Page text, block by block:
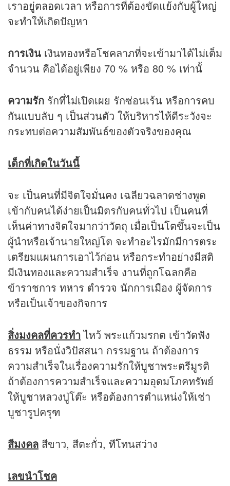
เราอยู่ตลอดเวลา หรือการที่ต้องขัดแย้งกับผู้ใหญ่
จะทำให้เกิดปัญหา
การเงิน เงินทองหรือโชคลาภที่จะเข้ามาได้ไม่เต็ม
จำนวน คือได้อยู่เพียง 70 % หรือ 80 % เท่านั้
ความรัก รักที่ไม่เปิดเผย รักซ่อนเร้น หรือการคบ
กันแบบลับ ๆ เป็นส่วนตัว ให้บริหารไห้ดีระวังจะ
กระทบต่อความสัมพันธ์ของตัวจริงของคุณ
เด็กที่เกิดในวันนี้
จะ เป็นคนที่มีจิตใจมั่นคง เฉลียวฉลาดช่างพูด
เข้ากับคนได้ง่ายเป็นมิตรกับคนทั่วไป เป็นคนที่
เห็นค่าทางจิตใจมากว่าวัตถุ เมื่อเป็นโตขึ้นจะเป็น
ผู้นำหรือเจ้านายใหญ่โต จะทำอะไรมักมีการตระ
เตรียมแผนการเอาไว้ก่อน หรือกระทำอย่างมีสติ
มีเงินทองและความสำเร็จ งานที่ถูกโฉลกคือ
ข้าราชการ ทหาร ตำรวจ นักการเมือง ผู้จัดการ
หรือเป็นเจ้าของกิจการ
สิ่งมงคลที่ควรทำ ไหว้ พระแก้วมรกต เข้าวัดฟัง
ธรรม หรือนั่งวิปัสสนา กรรมฐาน ถ้าต้องการ
ความสำเร็จในเรื่องความรักให้บูชาพระตรีมูรติ
ถ้าต้องการความสำเร็จและความอุดมโภคทรัพย์
ให้บูชาหลวงปู่โต๊ะ หรือต้องการตำแหน่งให้เช่า
บูชารูปครุฑ
สีมงคล สีขาว, สีตะกั่ว, ทีโทนสว่าง
เลขนำโชค